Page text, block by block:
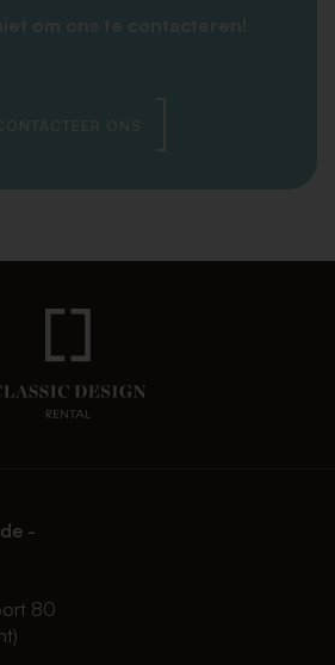
om ons te contacteren!
ONS
-
80